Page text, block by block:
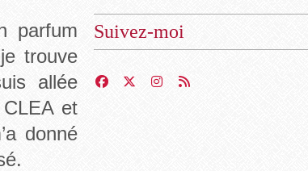
parfum
trouve
allée
et
donné
Suivez-moi